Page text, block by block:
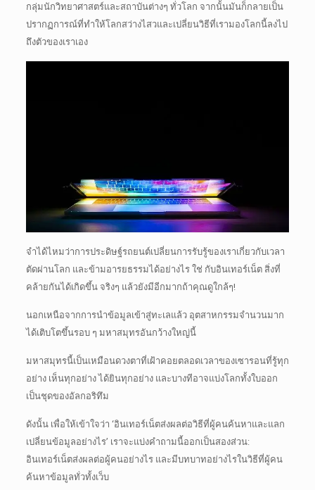
กลุ่มนักวิทยาศาสตร์และสถาบันต่างๆ ทั่วโลก จากนั้นมันก็กลายเป็น
ปรากฏการณ์ที่ทำให้โลกสว่างไสวและเปลี่ยนวิธีที่เรามองโลกนี้ลงไป
ถึงตัวของเราเอง
จำได้ไหมว่าการประดิษฐ์รถยนต์เปลี่ยนการรับรู้ของเราเกี่ยวกับเวลา
ตัดผ่านโลก และข้ามอารยธรรมได้อย่างไร ใช่ กับอินเทอร์เน็ต สิ่งที่
คล้ายกันได้เกิดขึ้น จริงๆ แล้วยังมีอีกมากถ้าคุณดูใกล้ๆ!
นอกเหนือจากการนำข้อมูลเข้าสู่ทะเลแล้ว อุตสาหกรรมจำนวนมาก
ได้เติบโตขึ้นรอบ ๆ มหาสมุทรอันกว้างใหญ่นี้
มหาสมุทรนี้เป็นเหมือนดวงตาที่เฝ้าคอยตลอดเวลาของเซารอนที่รู้ทุก
อย่าง เห็นทุกอย่าง ได้ยินทุกอย่าง และบางทีอาจแบ่งโลกทั้งใบออก
เป็นชุดของอัลกอริทึม
ดังนั้น เพื่อให้เข้าใจว่า ‘อินเทอร์เน็ตส่งผลต่อวิธีที่ผู้คนค้นหาและแลก
เปลี่ยนข้อมูลอย่างไร’ เราจะแบ่งคำถามนี้ออกเป็นสองส่วน:
อินเทอร์เน็ตส่งผลต่อผู้คนอย่างไร และมีบทบาทอย่างไรในวิธีที่ผู้คน
ค้นหาข้อมูลทั่วทั้งเว็บ